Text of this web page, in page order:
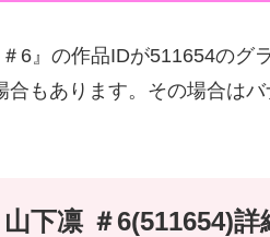
＃6』の作品IDが511654の
もあります。その場合は
下凛 ＃6(511654)